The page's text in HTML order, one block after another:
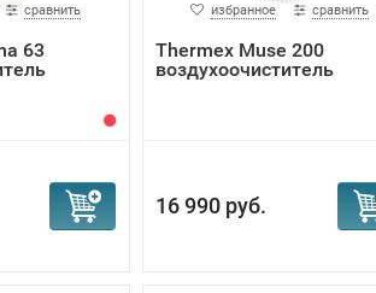
воздуха" за счет одновременного
обеспечивает прекрасный
сравнить
63
избранное сравнить
Thermex Muse 200
воздухоочиститель
16 990 руб.